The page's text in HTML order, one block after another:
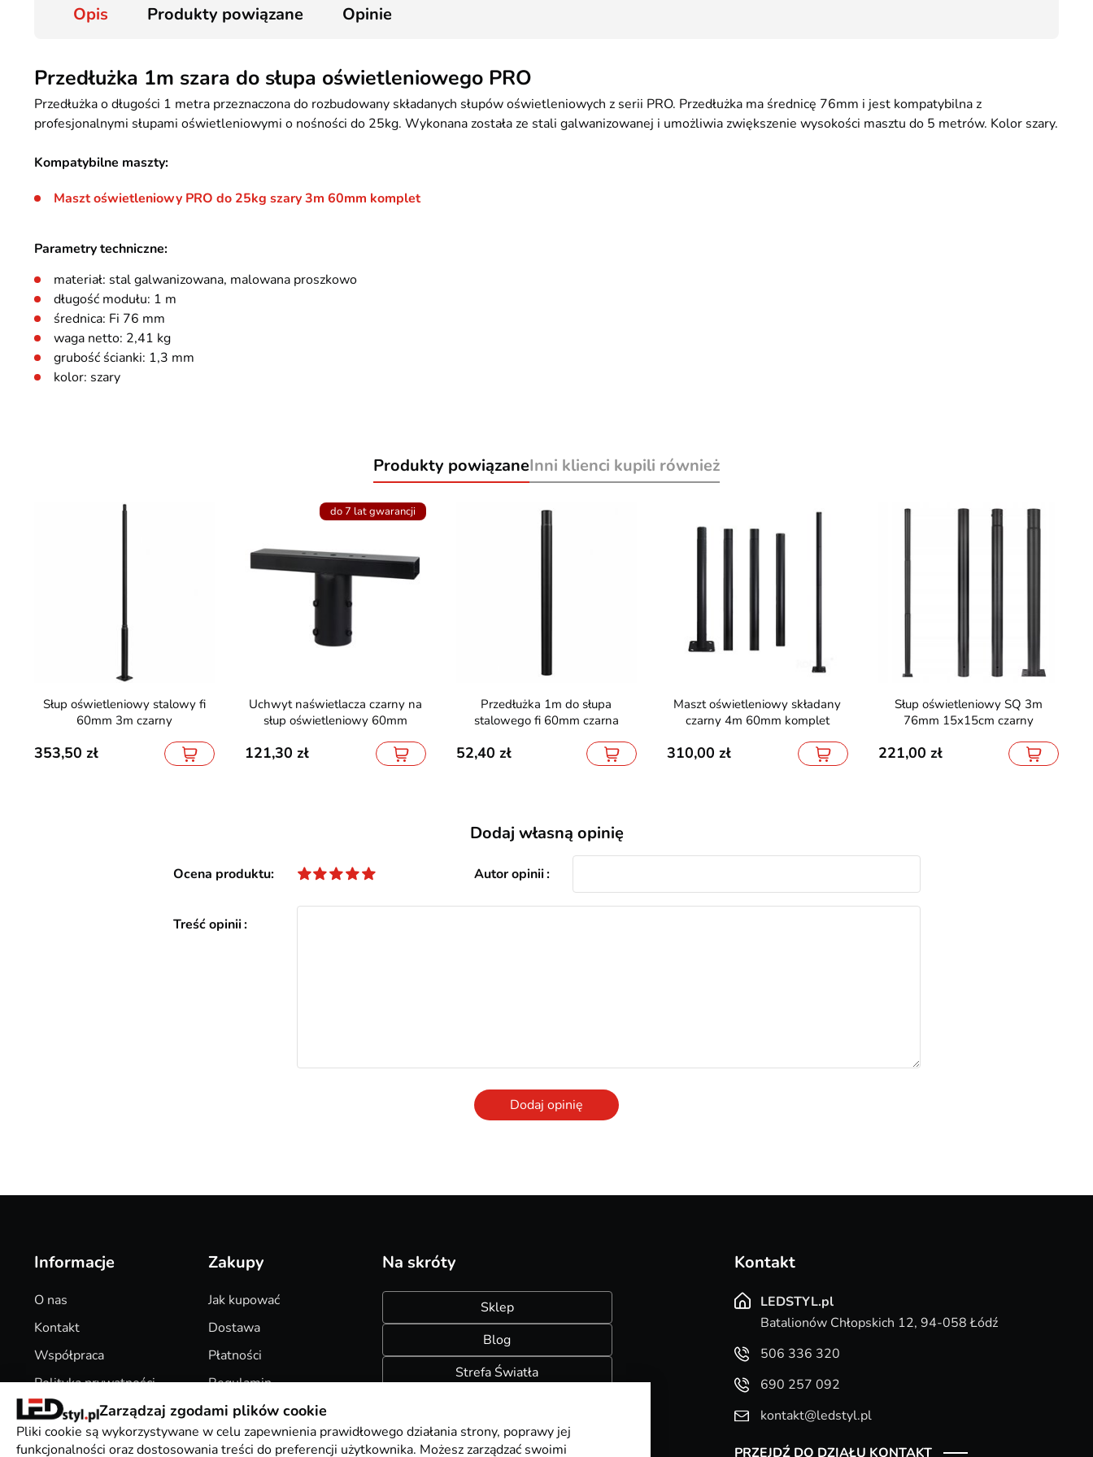
Opis Produkty powiązane Opinie
Przedłużka 1m szara do słupa oświetleniowego PRO
Przedłużka o długości 1 metra przeznaczona do rozbudowany składanych słupów oświetleniowych z serii PRO. Przedłużka ma średnicę 76mm i jest kompatybilna z
profesjonalnymi słupami oświetleniowymi o nośności do 25kg. Wykonana została ze stali galwanizowanej i umożliwia zwiększenie wysokości masztu do 5 metrów. Kolor szary.
Kompatybilne maszty:
Maszt oświetleniowy PRO do 25kg szary 3m 60mm komplet
Parametry techniczne:
materiał: stal galwanizowana, malowana proszkowo
długość modułu: 1 m
średnica: Fi 76 mm
waga netto: 2,41 kg
grubość ścianki: 1,3 mm
kolor: szary
Produkty powiązaneInni klienci kupili również
Słup oświetleniowy stalowy fi
60mm 3m czarny
353,50
do 7 lat gwarancji
Uchwyt naświetlacza czarny na
słup oświetleniowy 60mm
121,30
Przedłużka 1m do słupa
stalowego fi 60mm czarna
52,40
Maszt oświetleniowy składany
czarny 4m 60mm komplet
310,00
Słup oświetleniowy SQ 3m
76mm 15x15cm czarny
221,00
Dodaj własną opinię
Ocena produktu Autor opinii
Treść opinii
Dodaj opinię
Informacje
O nas
Kontakt
Współpraca
Polityka prywatności
Pliki Cookies
Zakupy
Jak kupować
Dostawa
Płatności
Regulamin
Zwroty
Na skróty
Sklep
Blog
Strefa Światła
Kontakt
LEDSTYL.pl
Batalionów Chłopskich 12, 94-058 Łódź
506 336 320
690 257 092
kontakt@ledstyl.pl
PRZEJDŹ DO DZIAŁU KONTAKT
Zarządzaj zgodami plików cookie
Pliki cookie są wykorzystywane w celu zapewnienia prawidłowego działania strony, poprawy jej
funkcjonalności oraz dostosowania treści do preferencji użytkownika. Możesz zarządzać swoimi